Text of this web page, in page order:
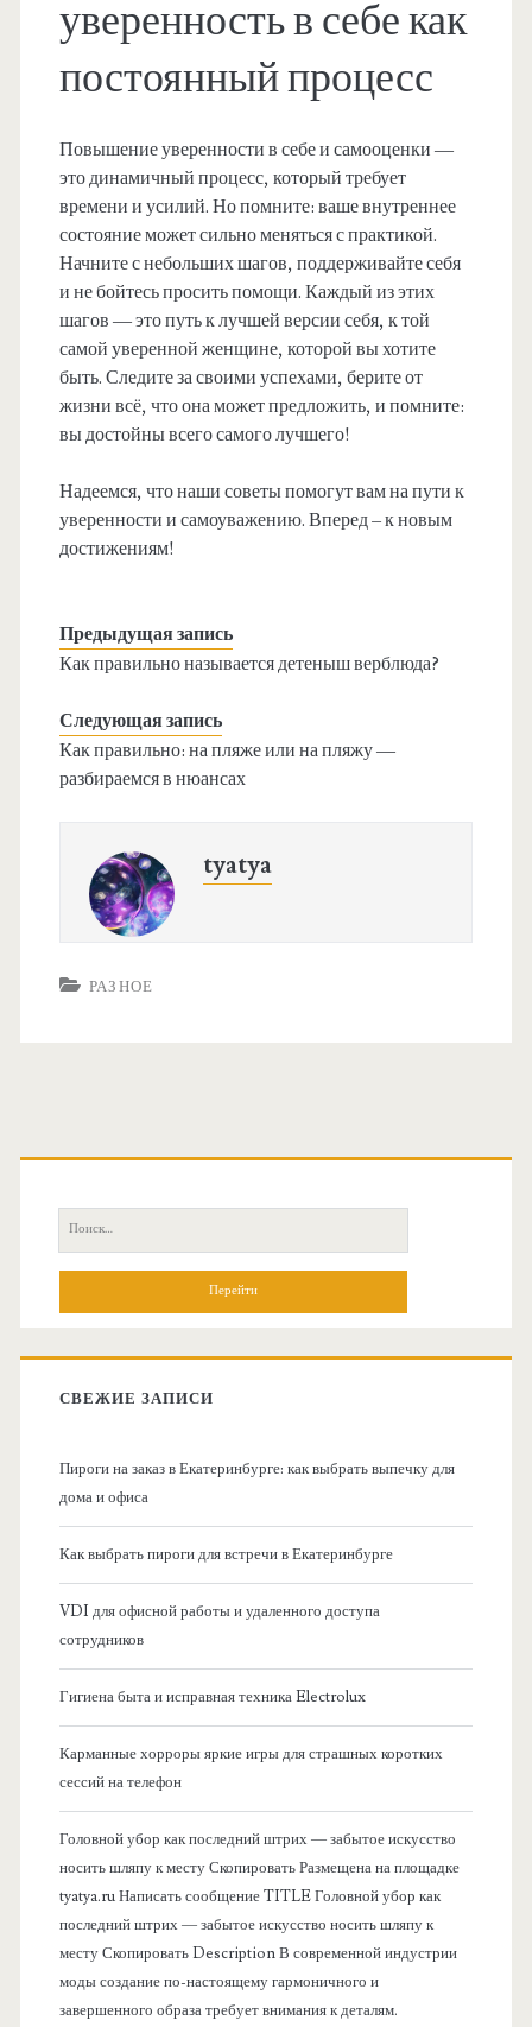
уверенность в себе как
постоянный процесс
Повышение уверенности в себе и самооценки —
это динамичный процесс, который требует
времени и усилий. Но помните: ваше внутреннее
состояние может сильно меняться с практикой.
Начните с небольших шагов, поддерживайте себя
и не бойтесь просить помощи. Каждый из этих
шагов — это путь к лучшей версии себя, к той
самой уверенной женщине, которой вы хотите
быть. Следите за своими успехами, берите от
жизни всё, что она может предложить, и помните:
вы достойны всего самого лучшего!
Надеемся, что наши советы помогут вам на пути к
уверенности и самоуважению. Вперед – к новым
достижениям!
Предыдущая запись
Как правильно называется детеныш верблюда?
Следующая запись
Как правильно: на пляже или на пляжу —
разбираемся в нюансах
tyatya
РАЗНОЕ
О
П
о
:
СВЕЖИЕ ЗАПИСИ
Пироги на заказ в Екатеринбурге: как выбрать выпечку для
дома и офиса
Как выбрать пироги для встречи в Екатеринбурге
VDI для офисной работы и удаленного доступа
сотрудников
Гигиена быта и исправная техника Electrolux
Карманные хорроры яркие игры для страшных коротких
сессий на телефон
Головной убор как последний штрих — забытое искусство
носить шляпу к месту Скопировать Размещена на площадке
tyatya.ru Написать сообщение TITLE Головной убор как
последний штрих — забытое искусство носить шляпу к
месту Скопировать Description В современной индустрии
моды создание по-настоящему гармоничного и
завершенного образа требует внимания к деталям.